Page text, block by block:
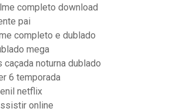
completo download
pai
completo e dublado
mega
caçada noturna dublado
6 temporada
netflix
online